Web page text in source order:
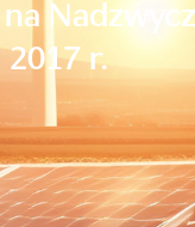
r.